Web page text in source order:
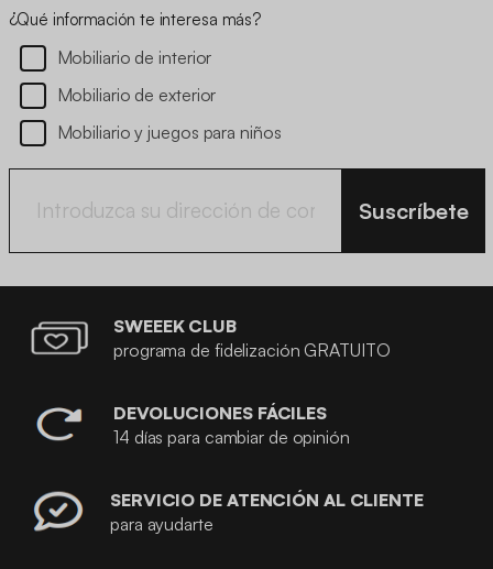
¿Qué información te interesa más?
Mobiliario de interior
Mobiliario de exterior
Mobiliario y juegos para niños
Suscríbete
SWEEEK CLUB
programa de fidelización GRATUITO
DEVOLUCIONES FÁCILES
14 días para cambiar de opinión
SERVICIO DE ATENCIÓN AL CLIENTE
para ayudarte